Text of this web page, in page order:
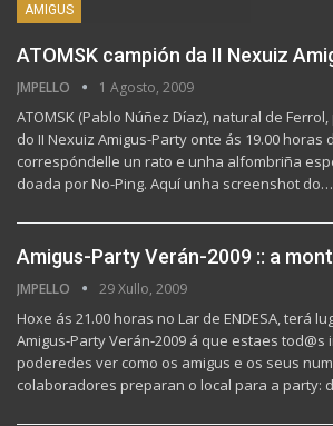
AMIGUS
ATOMSK campión da II Nexuiz
JMPELLO 1 Agosto, 2009
ATOMSK (Pablo Núñez Díaz), natural de
do II Nexuiz Amigus-Party onte ás 19.00 horas
correspóndelle un rato e unha alfombriña
doada por No-Ping. Aquí unha screenshot do…
Amigus-Party Verán-2009 :: a
JMPELLO 29 Xullo, 2009
Hoxe ás 21.00 horas no Lar de ENDESA, terá
Amigus-Party Verán-2009 á que estaes tod@s
poderedes ver como os amigus e os seus
colaboradores preparan o local para a party: